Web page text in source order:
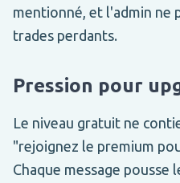
mentionné, et l'admin ne
trades perdants.
Pression pour
Le niveau gratuit ne
"rejoignez le premium
Chaque message pousse